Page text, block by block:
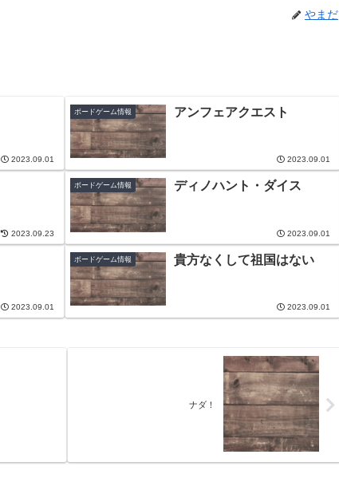
やまだ
2023.09.01
ボードゲーム情報 アンフェアクエスト
2023.09.01
2023.09.23
ボードゲーム情報 ディノハント・ダイス
2023.09.01
2023.09.01
ボードゲーム情報 貴方なくして祖国はない
2023.09.01
ナダ！